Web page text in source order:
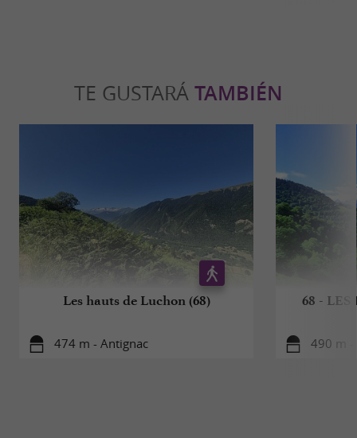
TE GUSTARÁ TAMBIÉN
Les hauts de Luchon (68)
474 m - Antignac
68 -
490 m -